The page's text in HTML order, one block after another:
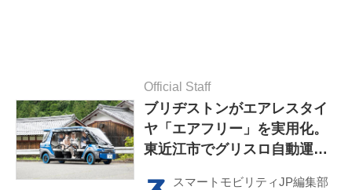
Official Staff
ブリヂストンがエアレスタイ
ヤ「エアフリー」を実用化。
東近江市でグリスロ自動運転
スマートモビリティJP編集部